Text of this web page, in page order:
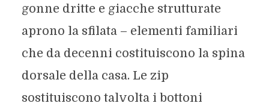
gonne dritte e giacche strutturate
aprono la sfilata – elementi familiari
che da decenni costituiscono la spina
dorsale della casa. Le zip
sostituiscono talvolta i bottoni